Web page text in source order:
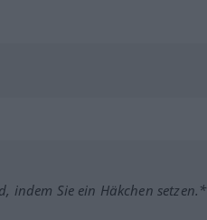
indem Sie ein Häkchen setzen.*